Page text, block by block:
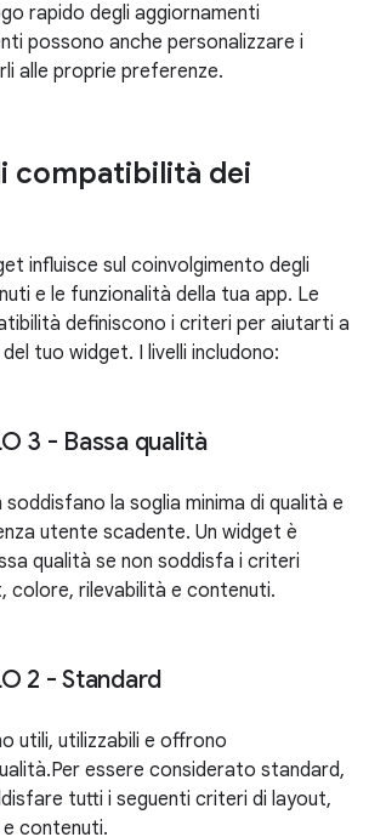
rapido degli aggiornamenti
possono anche personalizzare i
alle proprie preferenze.
compatibilità dei
influisce sul coinvolgimento degli
e le funzionalità della tua app. Le
definiscono i criteri per aiutarti a
tuo widget. I livelli includono:
3 - Bassa qualità
la soglia minima di qualità e
utente scadente. Un widget è
qualità se non soddisfa i criteri
colore, rilevabilità e contenuti.
2 - Standard
utili, utilizzabili e offrono
essere considerato standard,
tutti i seguenti criteri di layout,
contenuti.